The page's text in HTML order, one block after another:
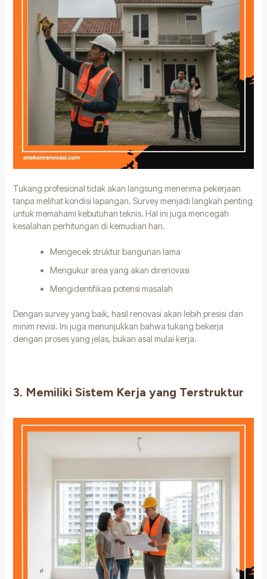
Tukang profesional tidak akan langsung menerima pekerjaan
tanpa melihat kondisi lapangan. Survey menjadi langkah penting
untuk memahami kebutuhan teknis. Hal ini juga mencegah
kesalahan perhitungan di kemudian hari.
Mengecek struktur bangunan lama
Mengukur area yang akan direnovasi
Mengidentifikasi potensi masalah
Dengan survey yang baik, hasil renovasi akan lebih presisi dan
minim revisi. Ini juga menunjukkan bahwa tukang bekerja
dengan proses yang jelas, bukan asal mulai kerja.
3. Memiliki Sistem Kerja yang Terstruktur